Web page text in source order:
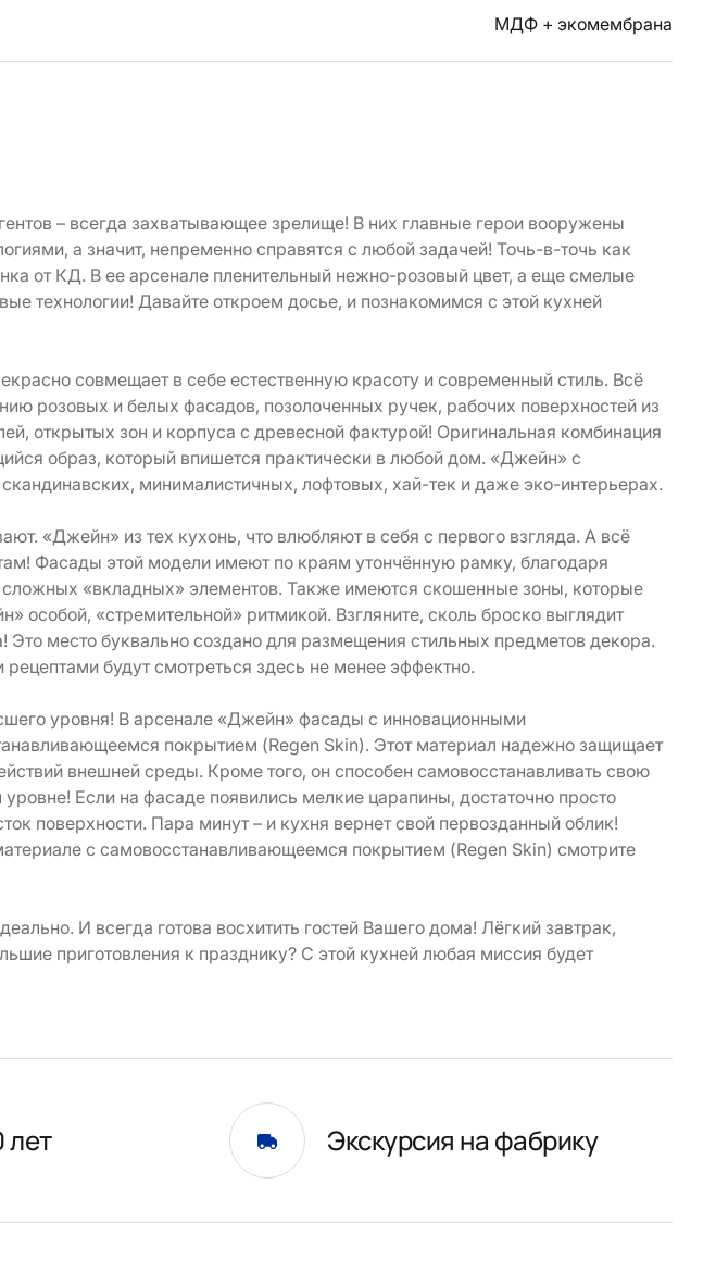
МДФ + экомембрана
– всегда захватывающее зрелище! В них главные герои вооружены
а значит, непременно справятся с любой задачей! Точь-в-точь как
от КД. В ее арсенале пленительный нежно-розовый цвет, а еще смелые
технологии! Давайте откроем досье, и познакомимся с этой кухней
совмещает в себе естественную красоту и современный стиль. Всё
розовых и белых фасадов, позолоченных ручек, рабочих поверхностей из
открытых зон и корпуса с древесной фактурой! Оригинальная комбинация
образ, который впишется практически в любой дом. «Джейн» с
скандинавских, минималистичных, лофтовых, хай-тек и даже эко-интерьерах.
«Джейн» из тех кухонь, что влюбляют в себя с первого взгляда. А всё
Фасады этой модели имеют по краям утончённую рамку, благодаря
сложных «вкладных» элементов. Также имеются скошенные зоны, которые
особой, «стремительной» ритмикой. Взгляните, сколь броско выглядит
Это место буквально создано для размещения стильных предметов декора.
будут смотреться здесь не менее эффектно.
уровня! В арсенале «Джейн» фасады с инновационными
покрытием (Regen Skin). Этот материал надежно защищает
внешней среды. Кроме того, он способен самовосстанавливать свою
Если на фасаде появились мелкие царапины, достаточно просто
поверхности. Пара минут – и кухня вернет свой первозданный облик!
с самовосстанавливающеемся покрытием (Regen Skin) смотрите
И всегда готова восхитить гостей Вашего дома! Лёгкий завтрак,
приготовления к празднику? С этой кухней любая миссия будет
лет Экскурсия на фабрику